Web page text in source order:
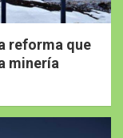
reforma que
minería